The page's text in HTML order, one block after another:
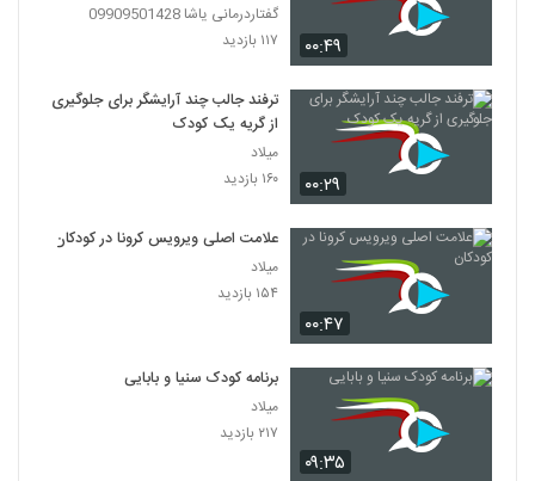
۰۰:۴۹
گفتاردرمانی یاشا 09909501428
۱۱۷ بازدید
۰۰:۲۹
ترفند جالب چند آرایشگر برای جلوگیری
از گریه یک کودک
میلاد
۱۶۰ بازدید
۰۰:۴۷
علامت اصلی ویرویس کرونا در کودکان
میلاد
۱۵۴ بازدید
۰۹:۳۵
برنامه کودک سنیا و بابایی
میلاد
۲۱۷ بازدید